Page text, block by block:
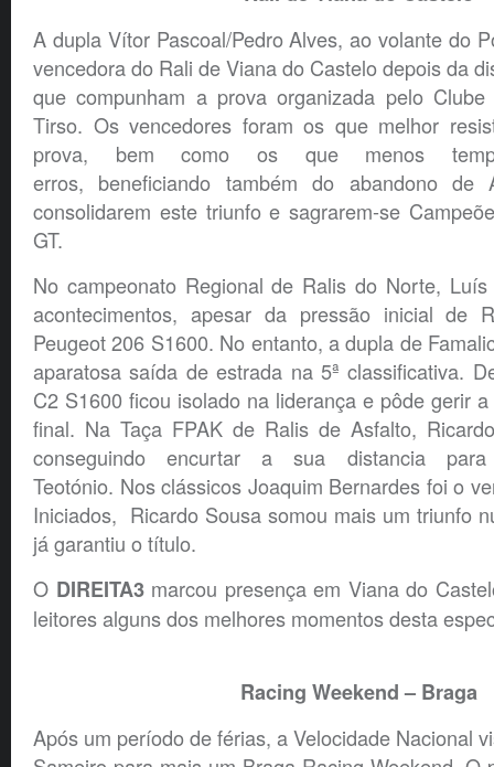
A dupla Vítor Pascoal/Pedro Alves, ao volante do
vencedora do Rali de Viana do Castelo depois da
que compunham a prova organizada pelo
Tirso. Os vencedores foram os que melhor
prova, bem como os que menos
erros, beneficiando também do abandono de
consolidarem este triunfo e sagrarem-se
GT.
No campeonato Regional de Ralis do Norte,
acontecimentos, apesar da pressão inicial de
Peugeot 206 S1600. No entanto, a dupla de
aparatosa saída de estrada na 5ª classificativa.
C2 S1600 ficou isolado na liderança e pôde gerir
final. Na Taça FPAK de Ralis de Asfalto,
conseguindo encurtar a sua distancia
Teotónio. Nos clássicos Joaquim Bernardes foi o
Iniciados, Ricardo Sousa somou mais um triunfo
já garantiu o título.
O DIREITA3 marcou presença em Viana do
leitores alguns dos melhores momentos desta
Racing Weekend – Braga
Após um período de férias, a Velocidade Nacional